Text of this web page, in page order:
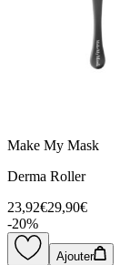
Make My Mask
Derma Roller
23,92€29,90€
-20%
Ajouter